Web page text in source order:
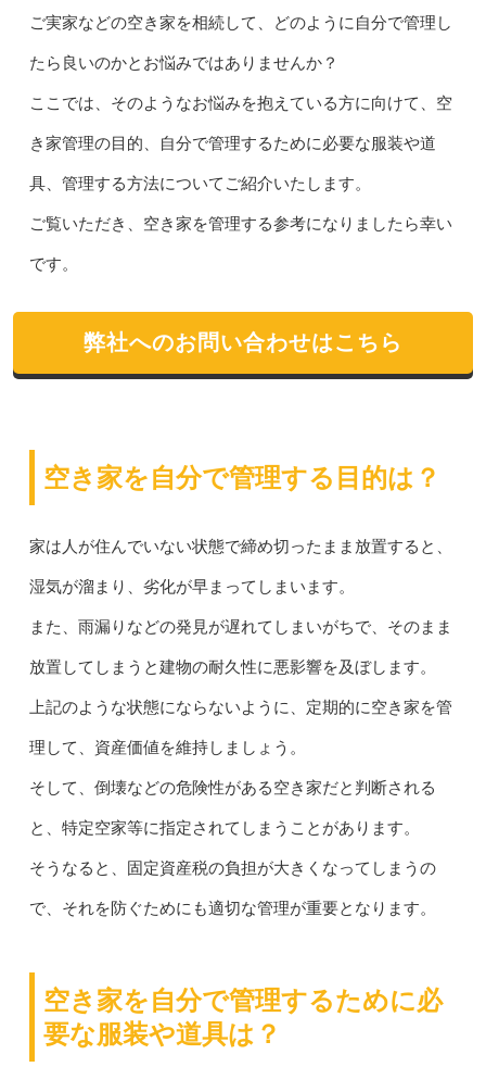
ご実家などの空き家を相続して、どのように自分で管理し
たら良いのかとお悩みではありませんか？
ここでは、そのようなお悩みを抱えている方に向けて、空
き家管理の目的、自分で管理するために必要な服装や道
具、管理する方法についてご紹介いたします。
ご覧いただき、空き家を管理する参考になりましたら幸い
です。
弊社へのお問い合わせはこちら
空き家を自分で管理する目的は？
家は人が住んでいない状態で締め切ったまま放置すると、
湿気が溜まり、劣化が早まってしまいます。
また、雨漏りなどの発見が遅れてしまいがちで、そのまま
放置してしまうと建物の耐久性に悪影響を及ぼします。
上記のような状態にならないように、定期的に空き家を管
理して、資産価値を維持しましょう。
そして、倒壊などの危険性がある空き家だと判断される
と、特定空家等に指定されてしまうことがあります。
そうなると、固定資産税の負担が大きくなってしまうの
で、それを防ぐためにも適切な管理が重要となります。
空き家を自分で管理するために必
要な服装や道具は？